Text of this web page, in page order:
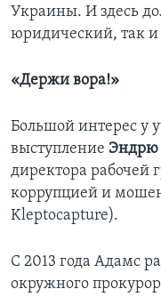
Украины. И здесь
юридический, так и
«Держи вора!»
Большой интерес у
выступление Эндрю
директора рабочей
коррупцией и
Kleptocapture).
С 2013 года Адамс
окружного